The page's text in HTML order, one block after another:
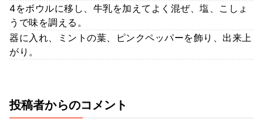
4をボウルに移し、牛乳を加えてよく混ぜ、塩、こしょ
うで味を調える。
器に入れ、ミントの葉、ピンクペッパーを飾り、出来上
がり。
投稿者からのコメント